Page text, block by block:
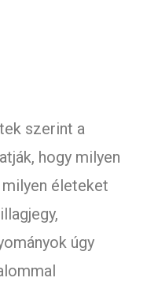
szerint a
hogy milyen
életeket
úgy